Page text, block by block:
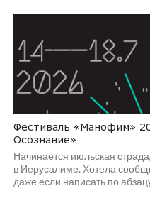
Фестиваль «Манофим»
Осознание»
Начинается июльская
в Иерусалиме. Хотела
даже если написать по